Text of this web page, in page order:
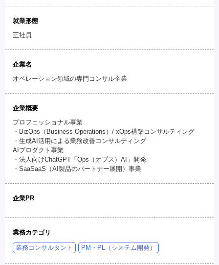
就業形態
正社員
企業名
オペレーション領域の専門コンサル企業
企業概要
プロフェッショナル事業
・BizOps（Business Operations）/ xOps構築コンサルティング
・生成AI活用による業務改善コンサルティング
AIプロダクト事業
・法人向けChatGPT「Ops（オプス）AI」開発
・SaaSaaS（AI製品のパートナー展開）事業
企業PR
業務カテゴリ
業務コンサルタント PM・PL（システム開発）